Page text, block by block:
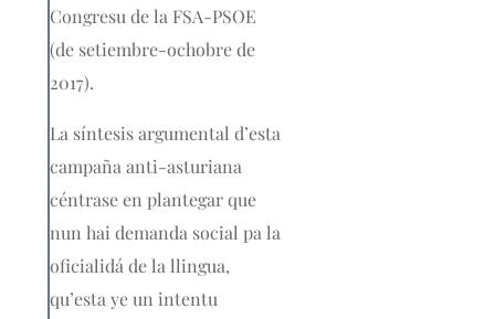
Congresu de la FSA-PSOE
(de setiembre-ochobre de
2017).
La síntesis argumental d’esta
campaña anti-asturiana
céntrase en plantegar que
nun hai demanda social pa la
oficialidá de la llingua,
qu’esta ye un intentu